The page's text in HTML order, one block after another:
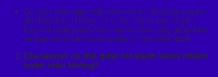
Có, bạn nên cập nhật disclaimer thường xuyên
để đảm bảo thông tin luôn chính xác và phù
hợp với luật pháp hiện hành. Điều này giúp bảo
vệ bạn khỏi các rủi ro pháp lý mới phát sinh.
Disclaimer có thể giúp tôi tránh trách nhiệm
hoàn toàn không?